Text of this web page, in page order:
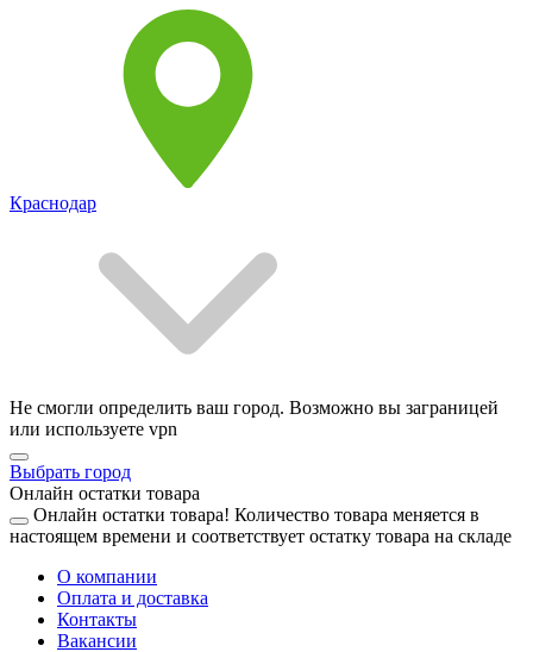
Краснодар
Не смогли определить ваш город. Возможно вы заграницей
или используете vpn
Выбрать город
Онлайн остатки товара
Онлайн остатки товара! Количество товара меняется в
настоящем времени и соответствует остатку товара на складе
О компании
Оплата и доставка
Контакты
Вакансии